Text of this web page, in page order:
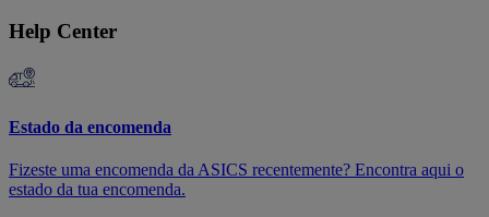
Help Center
Estado da encomenda
Fizeste uma encomenda da ASICS recentemente? Encontra aqui o
estado da tua encomenda.